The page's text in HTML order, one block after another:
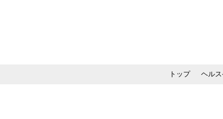
トップ ヘル